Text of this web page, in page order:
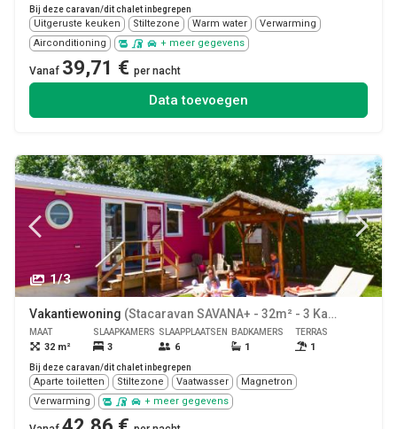
Bij deze caravan/dit chalet inbegrepen
Uitgeruste keuken Stiltezone Warm water
Verwarming
Airconditioning
+ meer gegevens
Vanaf 39,71 € per nacht
Data toevoegen
1/3
Vakantiewoning (Stacaravan SAVANA+ - 32m² - 3 Kamer Airconditioning)
MAAT
32 m²
SLAAPKAMERS
3
SLAAPPLAATSEN
6
BADKAMERS
1
TERRAS
1
Bij deze caravan/dit chalet inbegrepen
Aparte toiletten Stiltezone Vaatwasser
Magnetron
Verwarming
+ meer gegevens